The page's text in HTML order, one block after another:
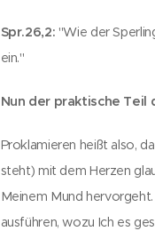
Spr.26,2: "Wie der
ein."
Nun der praktische Teil
Proklamieren heißt also,
steht) mit dem Herzen
Meinem Mund
ausführen, wozu Ich es